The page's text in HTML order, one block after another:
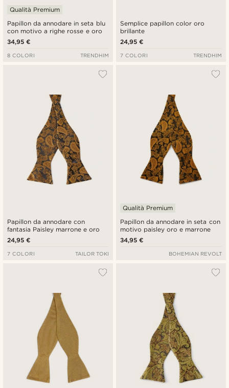
Papillon da annodare in seta blu
con motivo a righe rosse e oro
Qualità Premium
34,95 €
8 COLORI TRENDHIM
Semplice papillon color oro
brillante
24,95 €
7 COLORI TRENDHIM
Papillon da annodare con
fantasia Paisley marrone e oro
24,95 €
7 COLORI TAILOR TOKI
Papillon da annodare in seta con
motivo paisley oro e marrone
Qualità Premium
34,95 €
BOHEMIAN REVOLT